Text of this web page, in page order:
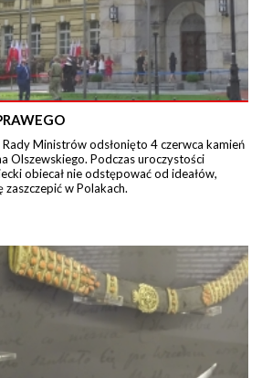
Rady Ministrów odsłonięto 4 czerwca kamień
Olszewskiego. Podczas uroczystości
obiecał nie odstępować od ideałów,
w Polakach.